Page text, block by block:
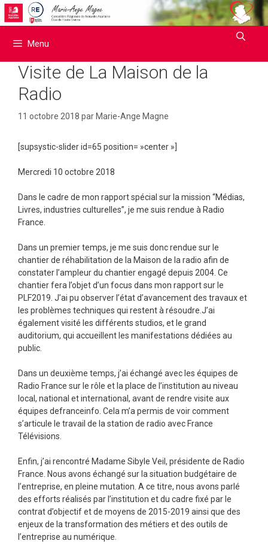
Aller
au
Menu
Visite de La Maison de la
Radio
11 octobre 2018 par Marie-Ange Magne
[supsystic-slider id=65 position= »center »]
Mercredi 10 octobre 2018
Dans le cadre de mon rapport spécial sur la mission “Médias,
Livres, industries culturelles”, je me suis rendue à Radio
France.
Dans un premier temps, je me suis donc rendue sur le
chantier de réhabilitation de la Maison de la radio afin de
constater l’ampleur du chantier engagé depuis 2004. Ce
chantier fera l’objet d’un focus dans mon rapport sur le
PLF2019. J’ai pu observer l’état d’avancement des travaux et
les problèmes techniques qui restent à résoudre.J’ai
également visité les différents studios, et le grand
auditorium, qui accueillent les manifestations dédiées au
public.
Dans un deuxième temps, j’ai échangé avec les équipes de
Radio France sur le rôle et la place de l’institution au niveau
local, national et international, avant de rendre visite aux
équipes defranceinfo. Cela m’a permis de voir comment
s’articule le travail de la station de radio avec France
Télévisions.
Enfin, j’ai rencontré Madame Sibyle Veil, présidente de Radio
France. Nous avons échangé sur la situation budgétaire de
l’entreprise, en pleine mutation. A ce titre, nous avons parlé
des efforts réalisés par l’institution et du cadre fixé par le
contrat d’objectif et de moyens de 2015-2019 ainsi que des
enjeux de la transformation des métiers et des outils de
l’entreprise au numérique.